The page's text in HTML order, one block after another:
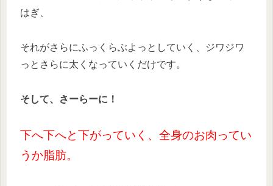
はぎ、
それがさらにふっくらぶよっとしていく、ジワジワ
っとさらに太くなっていくだけです。
そして、さーらーに！
下へ下へと下がっていく、全身のお肉ってい
うか脂肪。